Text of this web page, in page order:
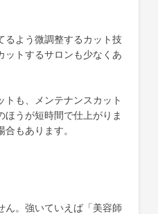
るよう微調整するカット技
ットするサロンも少なくあ
も、メンテナンスカット
ほうが短時間で仕上がりま
もあります。
ん。強いていえば「美容師